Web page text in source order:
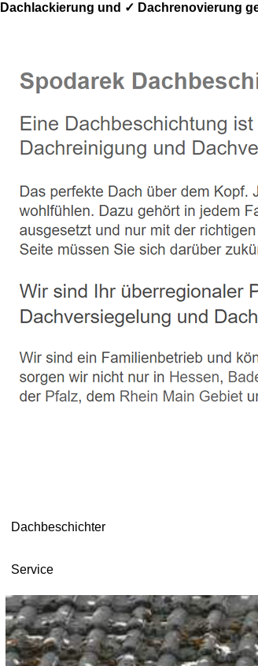
Dachlackierung und ✓ Dachrenovierung
Dachbeschichter
Service